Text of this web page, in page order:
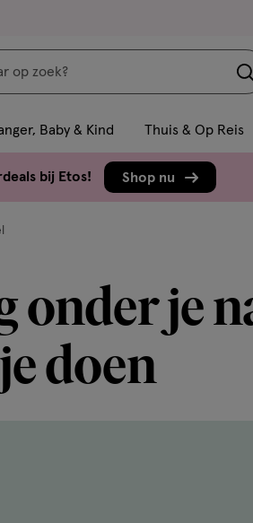
Baby & Kind Thuis & Op Reis
bij Etos! Shop nu
je
je doen